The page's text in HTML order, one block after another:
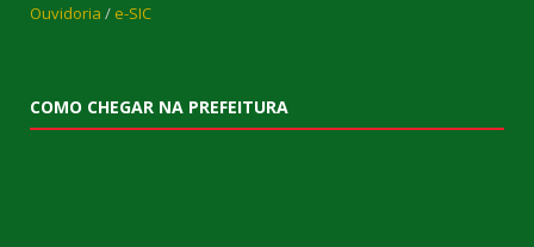
Ouvidoria / e-SIC
COMO CHEGAR NA PREFEITURA